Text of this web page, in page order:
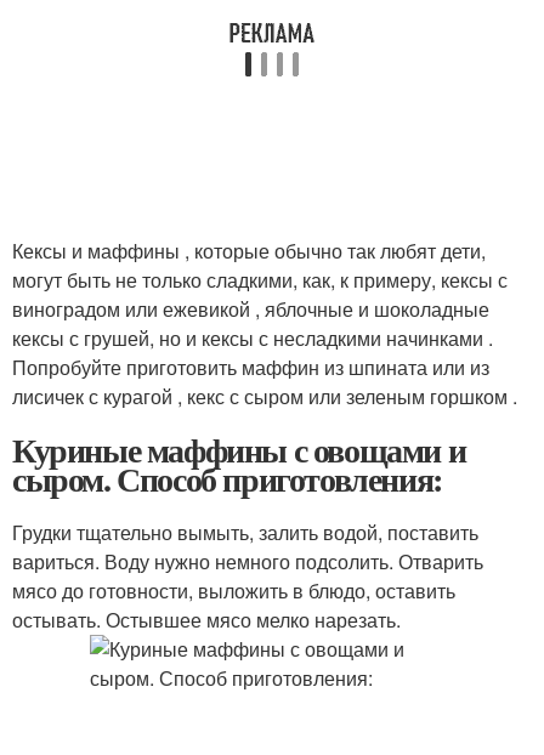
Кексы и маффины , которые обычно так любят дети,
могут быть не только сладкими, как, к примеру, кексы с
виноградом или ежевикой , яблочные и шоколадные
кексы с грушей, но и кексы с несладкими начинками .
Попробуйте приготовить маффин из шпината или из
лисичек с курагой , кекс с сыром или зеленым горшком .
Куриные маффины с овощами и
сыром. Способ приготовления:
Грудки тщательно вымыть, залить водой, поставить
вариться. Воду нужно немного подсолить. Отварить
мясо до готовности, выложить в блюдо, оставить
остывать. Остывшее мясо мелко нарезать.